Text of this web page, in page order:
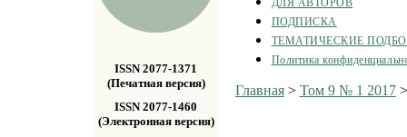
ISSN 2077-1371
(Печатная версия)
ISSN 2077-1460
(Электронная версия)
ДЛЯ АВТОРОВ
ПОДПИСКА
ТЕМАТИЧЕСКИЕ
Политика
Главная> Том 9 № 1 2017